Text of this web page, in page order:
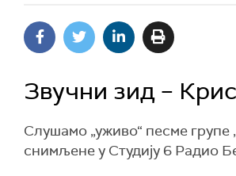
Звучни зид –
Слушамо „уживо“ песме групе
снимљене у Студију 6 Радио